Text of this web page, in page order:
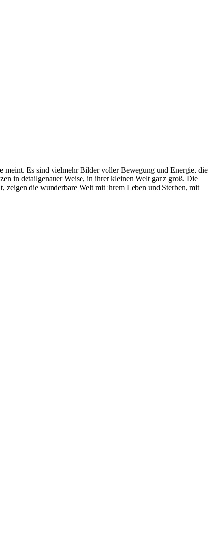
meint. Es sind vielmehr Bilder voller Bewegung und Energie, die
in detailgenauer Weise, in ihrer kleinen Welt ganz groß. Die
zeigen die wunderbare Welt mit ihrem Leben und Sterben, mit